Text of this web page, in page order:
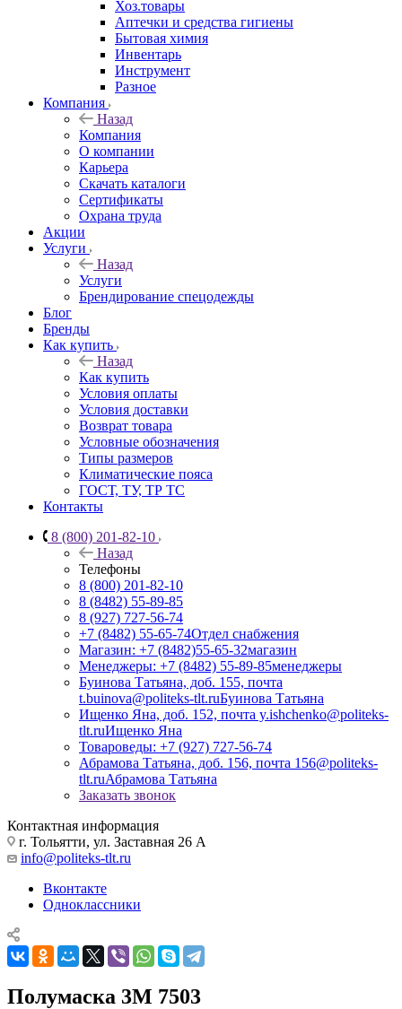
Хоз.товары
Аптечки и средства гигиены
Бытовая химия
Инвентарь
Инструмент
Разное
Компания
Назад
Компания
О компании
Карьера
Cкачать каталоги
Сертификаты
Охрана труда
Акции
Услуги
Назад
Услуги
Брендирование спецодежды
Блог
Бренды
Как купить
Назад
Как купить
Условия оплаты
Условия доставки
Возврат товара
Условные обозначения
Типы размеров
Климатические пояса
ГОСТ, ТУ, ТР ТС
Контакты
8 (800) 201-82-10
Назад
Телефоны
8 (800) 201-82-10
8 (8482) 55-89-85
8 (927) 727-56-74
+7 (8482) 55-65-74Отдел снабжения
Магазин: +7 (8482)55-65-32магазин
Менеджеры: +7 (8482) 55-89-85менеджеры
Буинова Татьяна, доб. 155, почта
t.buinova@politeks-tlt.ruБуинова Татьяна
Ищенко Яна, доб. 152, почта y.ishchenko@politeks-
tlt.ruИщенко Яна
Товароведы: +7 (927) 727-56-74
Абрамова Татьяна, доб. 156, почта 156@politeks-
tlt.ruАбрамова Татьяна
Заказать звонок
Контактная информация
г. Тольятти, ул. Заставная 26 А
info@politeks-tlt.ru
Вконтакте
Одноклассники
Полумаска 3М 7503